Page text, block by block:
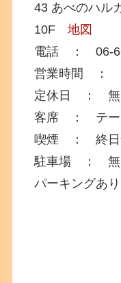
43 あべのハル
10F地図
電話 ： 06-
営業時間 ：
定休日 ： 無
客席 ： テー
喫煙 ： 終日
駐車場 ： 無
パーキングあり